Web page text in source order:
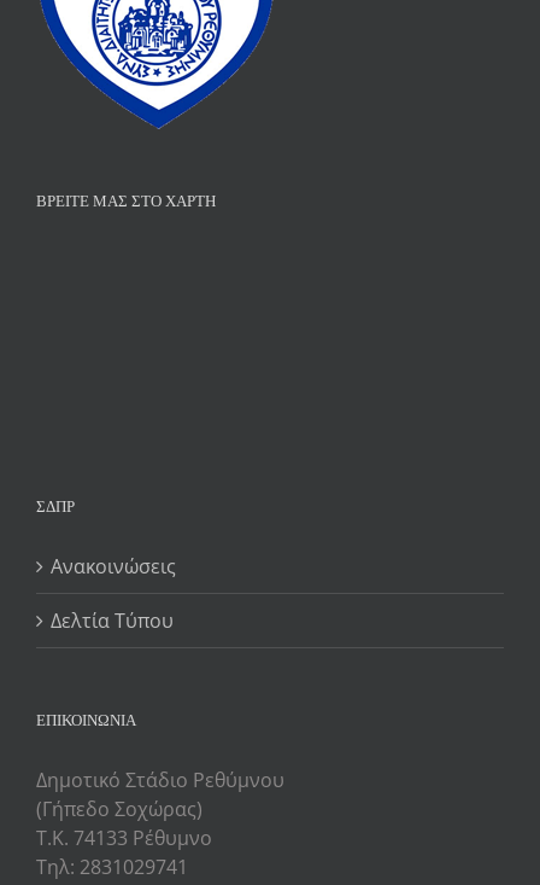
ΒΡΕΊΤΕ ΜΑΣ ΣΤΟ ΧΆΡΤΗ
ΣΔΠΡ
Ανακοινώσεις
Δελτία Τύπου
ΕΠΙΚΟΙΝΩΝΙΑ
Δημοτικό Στάδιο Ρεθύμνου
(Γήπεδο Σοχώρας)
Τ.Κ. 74133 Ρέθυμνο
Τηλ: 2831029741